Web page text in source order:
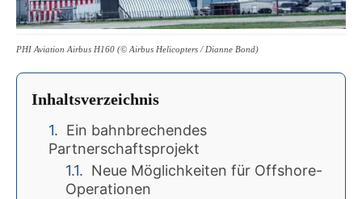
PHI Aviation Airbus H160 (© Airbus Helicopters / Dianne Bond)
Inhaltsverzeichnis
Ein bahnbrechendes
Partnerschaftsprojekt
Neue Möglichkeiten für Offshore-
Operationen